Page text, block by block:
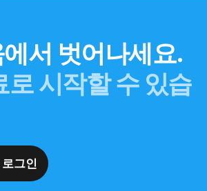
서 벗어나세요.
로 시작할 수 있습
그인